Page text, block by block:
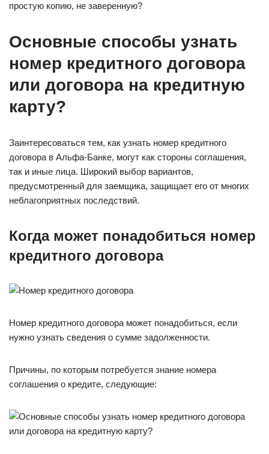
простую копию, не заверенную?
Основные способы узнать
номер кредитного договора
или договора на кредитную
карту?
Заинтересоваться тем, как узнать номер кредитного
договора в Альфа-Банке, могут как стороны соглашения,
так и иные лица. Широкий выбор вариантов,
предусмотренный для заемщика, защищает его от многих
неблагоприятных последствий.
Когда может понадобиться номер
кредитного договора
Номер кредитного договора может понадобиться, если
нужно узнать сведения о сумме задолженности.
Причины, по которым потребуется знание номера
соглашения о кредите, следующие: